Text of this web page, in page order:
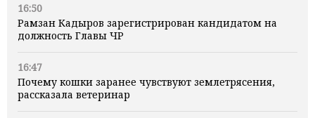
16:50
Рамзан Кадыров зарегистрирован кандидатом на
должность Главы ЧР
16:47
Почему кошки заранее чувствуют землетрясения,
рассказала ветеринар